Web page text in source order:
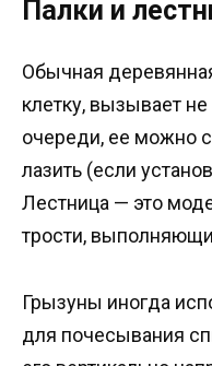
Палки и
Обычная
клетку, вызывает
очереди, ее можно
лазить (если
Лестница — это
трости,
Грызуны иногда
для почесывания